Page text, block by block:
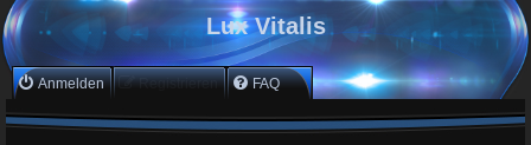
Lux Vitalis
Anmelden Registrieren FAQ